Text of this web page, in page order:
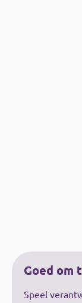
Goed om
Speel